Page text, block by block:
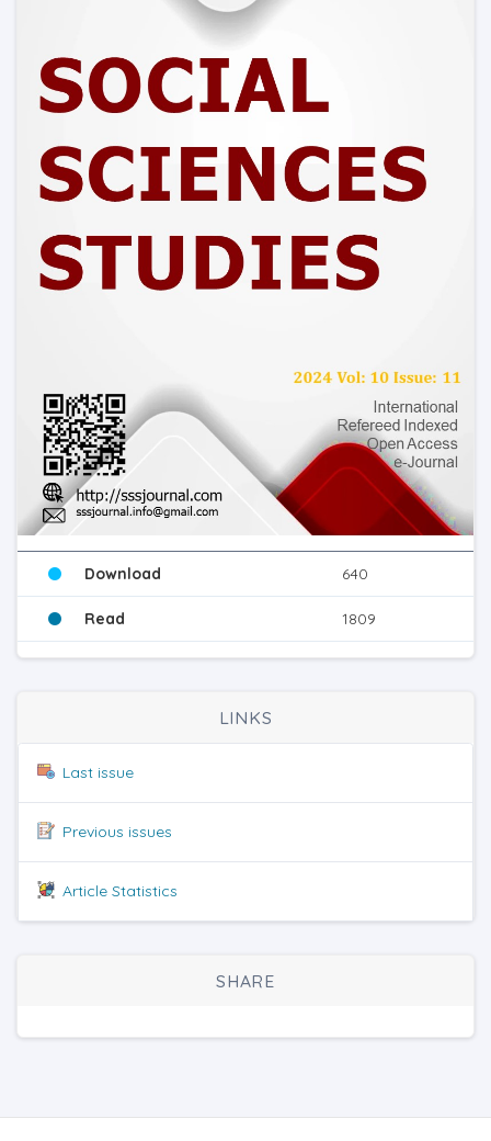
Download 640
Read 1809
LINKS
Last issue
Previous issues
Article Statistics
SHARE